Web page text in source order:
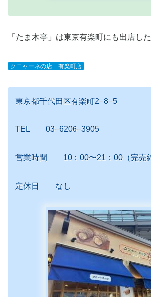
「たま木亭」は東京有楽町にも出店し
クニャーネの店 有楽町店
東京都千代田区有楽町2−8−5
TEL 03−6206−3905
営業時間 10：00〜21：00（完売終
定休日 なし